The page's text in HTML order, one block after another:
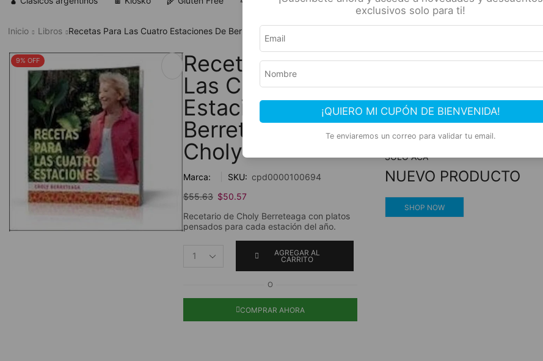
exclusivos solo para ti!
¡QUIERO MI CUPÓN DE BIENVENIDA!
Te enviaremos un correo para validar tu email.
Inicio Libros Recetas Para Las Cuatro Estaciones De Berreteaga, Choly
9% OFF
Recetas Para
Las Cuatro
Estaciones De
Berreteaga,
Choly
Marca: SKU: cpd0000100694
$55.63 $50.57
Recetario de Choly Berreteaga con platos
pensados para cada estación del año.
AGREGAR AL
CARRITO
O
COMPRAR AHORA
Compra segura
Experiencia de compra garantizada
SOLO ACÁ
NUEVO PRODUCTO
SHOP NOW